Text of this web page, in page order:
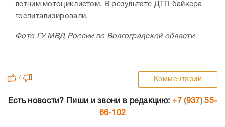
летним мотоциклистом. В результате ДТП байкера
госпитализировали.
Фото ГУ МВД России по Волгоградской области
/ Комментарии
Есть новости? Пиши и звони в редакцию: +7 (937) 55-
66-102